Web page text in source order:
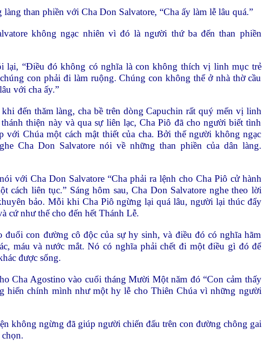
than phiền với Cha Don Salvatore, “Cha ấy làm lễ lâu quá.”
không ngạc nhiên vì đó là người thứ ba đến than phiền
lại, “Điều đó không có nghĩa là con không thích vị linh mục trẻ
con phải đi làm ruộng. Chúng con không thể ở nhà thờ cầu
với cha ấy.”
đến thăm làng, cha bề trên dòng Capuchin rất quý mến vị linh
thiện này và qua sự liên lạc, Cha Piô đã cho người biết tình
với Chúa một cách mật thiết của cha. Bởi thế người không ngạc
Cha Don Salvatore nói về những than phiền của dân làng.
với Cha Don Salvatore “Cha phải ra lệnh cho Cha Piô cử hành
cách liên tục.” Sáng hôm sau, Cha Don Salvatore nghe theo lời
bảo. Mỗi khi Cha Piô ngừng lại quá lâu, người lại thúc đẩy
cứ như thế cho đến hết Thánh Lễ.
đuổi con đường cô độc của sự hy sinh, và điều đó có nghĩa hãm
máu và nước mắt. Nó có nghĩa phải chết đi một điều gì đó để
được sống.
Cha Agostino vào cuối tháng Mười Một năm đó “Con cảm thấy
hiến chính mình như một hy lễ cho Thiên Chúa vì những người
không ngừng đã giúp người chiến đấu trên con đường chông gai